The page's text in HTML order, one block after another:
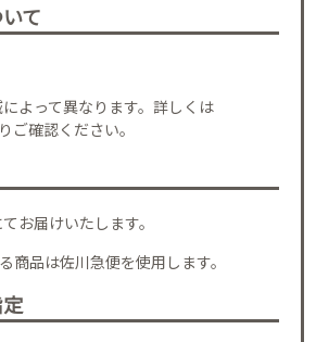
て
よって異なります。詳しくは
ご確認ください。
お届けいたします。
品は佐川急便を使用します。